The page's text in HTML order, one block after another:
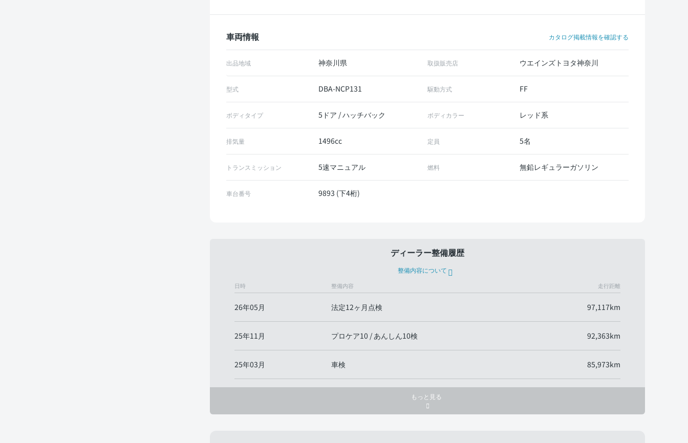
車両情報 カタログ掲載情報を確認する
出品地域 神奈川県 取扱販売店 ウエインズトヨタ神奈川
型式 DBA-NCP131 駆動方式 FF
ボディタイプ 5ドア / ハッチバック ボディカラー レッド系
排気量 1496cc 定員 5名
トランスミッション 5速マニュアル 燃料 無鉛レギュラーガソリン
車台番号 9893 (下4桁)
ディーラー整備履歴
整備内容について
日時 整備内容 走行距離
26年05月 法定12ヶ月点検 97,117km
25年11月 プロケア10 / あんしん10検 92,363km
25年03月 車検 85,973km
もっと見る